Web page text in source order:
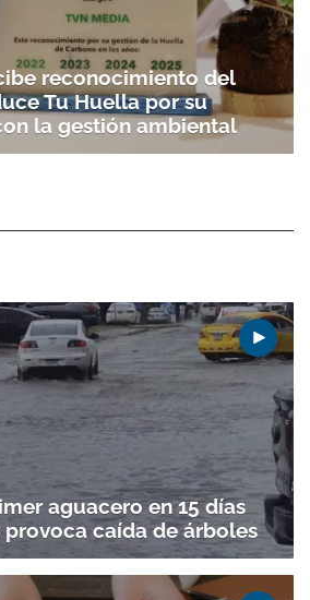
reconocimiento del
Tu Huella por su
la gestión ambiental
aguacero en 15 días
provoca caída de árboles